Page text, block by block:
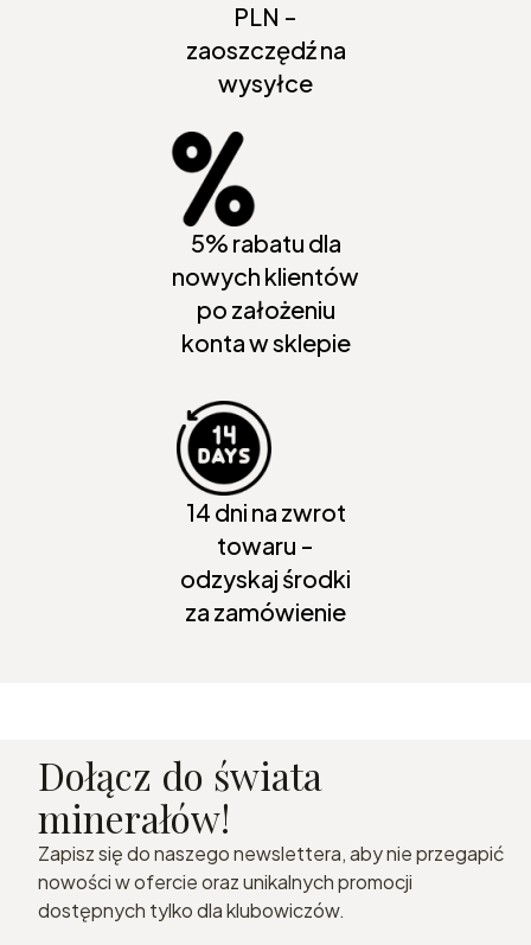
PLN -
zaoszczędź na
wysyłce
5% rabatu dla
nowych klientów
po założeniu
konta w sklepie
14 dni na zwrot
towaru -
odzyskaj środki
za zamówienie
Dołącz do świata
minerałów!
Zapisz się do naszego newslettera, aby nie przegapić
nowości w ofercie oraz unikalnych promocji
dostępnych tylko dla klubowiczów.